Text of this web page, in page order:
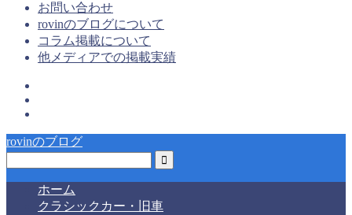
お問い合わせ
rovinのブログについて
コラム掲載について
他メディアでの掲載実績
rovinのブログ
ホーム
クラシックカー・旧車